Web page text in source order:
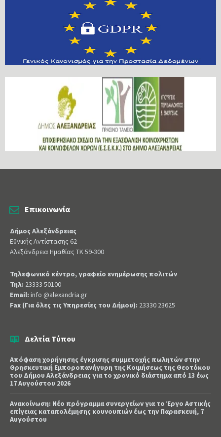
Επικοινωνία
Δήμος Αλεξάνδρειας
Εθνικής Αντίστασης 62
Αλεξάνδρεια Ημαθίας ΤΚ 59-300
Τηλεφωνικό κέντρο, γραφείο ενημέρωσης πολιτών
Τηλ: 23333 50100
Email: info @alexandria.gr
Fax (Για όλες τις Υπηρεσίες του Δήμου): 23330 23625
Δελτία Τύπου
Απόφαση χορήγησης έγκρισης συμμετοχής πωλητών στην
Θρησκευτική Εμποροπανήγυρη της Κοιμήσεως της Θεοτόκου
του Δήμου Αλεξάνδρειας για το χρονικό διάστημα από 13 έως
17 Αυγούστου 2026
Ανακοίνωση: Νέο πρόγραμμα συνεργείων για το Έργο Αστικής
επίγειας καταπολέμησης κουνουπιών έως την Παρασκευή, 7
Αυγούστου